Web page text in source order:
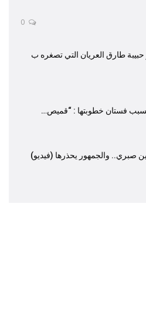
طارق العريان التي تصغره ب
بسبب فستان خطوبتها : “قميص…
صبري.. والجمهور يحذرها (فيديو)